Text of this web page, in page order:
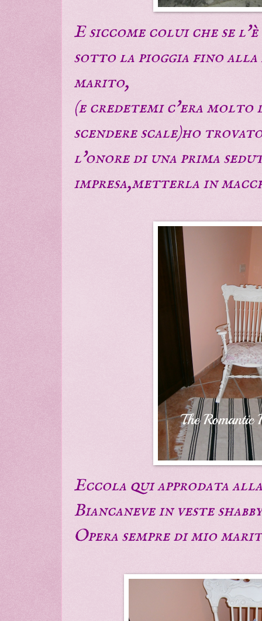
E siccome colui che se
sotto la pioggia fino alla
marito,
(e credetemi c'era molto
scendere scale)ho
l'onore di una prima
impresa,metterla in
Eccola qui approdata
Biancaneve in veste
Opera sempre di mio